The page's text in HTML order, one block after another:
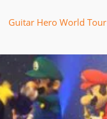
Guitar Hero World Tour